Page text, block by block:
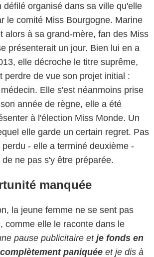
défilé organisé dans sa ville qu'elle
le comité Miss Bourgogne. Marine
alors à sa grand-mère, fan des Miss
présenterait un jour. Bien lui en a
elle décroche le titre suprême,
perdre de vue son projet initial :
Elle s'est néanmoins prise
année de règne, elle a été
à l'élection Miss Monde. Un
elle garde un certain regret. Pas
- elle a terminé deuxième -
ne pas s'y être préparée.
manquée
la jeune femme ne se sent pas
comme elle le raconte dans le
pause publicitaire et je fonds en
paniquée et je dis à